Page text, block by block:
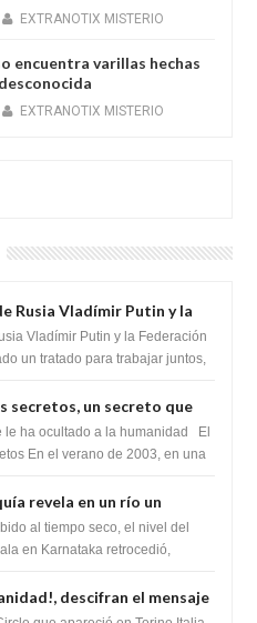
EXTRANOTIX MISTERIO
encuentra varillas hechas
EXTRANOTIX MISTERIO
Rusia Vladímir Putin y la
han firmado un
con los Sionistas?
Vladímir Putin y la Federación
un tratado para trabajar juntos,
secretos, un secreto que
el destino de la
le ha ocultado a la humanidad El
En el verano de 2003, en una
revela en un río un
de miles de Shiva
al tiempo seco, el nivel del
en Karnataka retrocedió,
descifran el mensaje